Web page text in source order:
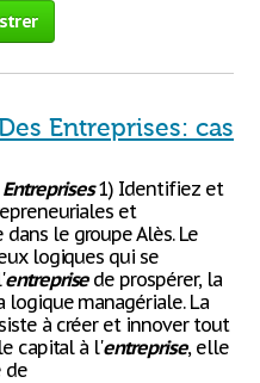
Entreprises: cas
Entreprises1) Identifiez et
et
le groupe Alès. Le
logiques qui se
entreprisede prospérer, la
managériale. La
à créer et innover tout
capital à l'entreprise, elle
de